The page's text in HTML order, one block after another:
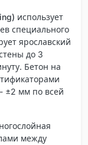
использует
специального
ярославский
до 3
Бетон на
±2 мм по всей
между